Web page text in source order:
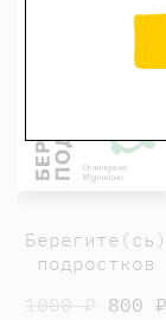
Берегите(сь)
подростков
1000 ₽ 800 ₽